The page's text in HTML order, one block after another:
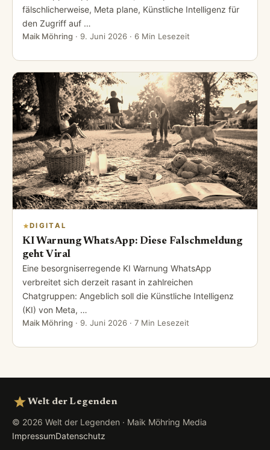
fälschlicherweise, Meta plane, Künstliche Intelligenz für
den Zugriff auf …
Maik Möhring · 9. Juni 2026 · 6 Min Lesezeit
DIGITAL
KI Warnung WhatsApp: Diese Falschmeldung
geht Viral
Eine besorgniserregende KI Warnung WhatsApp
verbreitet sich derzeit rasant in zahlreichen
Chatgruppen: Angeblich soll die Künstliche Intelligenz
(KI) von Meta, …
Maik Möhring · 9. Juni 2026 · 7 Min Lesezeit
Welt der Legenden
© 2026 Welt der Legenden · Maik Möhring Media
ImpressumDatenschutz